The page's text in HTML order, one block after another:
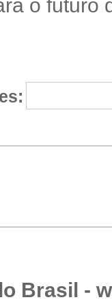
o futuro
Brasil -